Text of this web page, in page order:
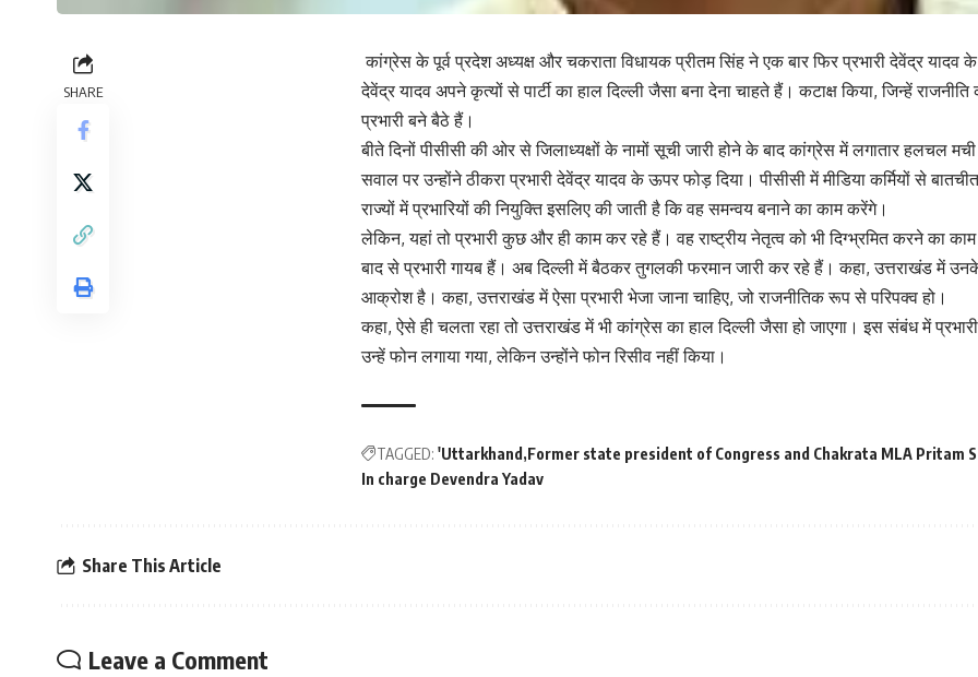
SHARE
कांग्रेस के पूर्व प्रदेश अध्यक्ष और चकराता विधायक प्रीतम सिंह ने एक बार फिर प्रभारी देवेंद्र यादव
देवेंद्र यादव अपने कृत्यों से पार्टी का हाल दिल्ली जैसा बना देना चाहते हैं। कटाक्ष किया, जिन्हें
प्रभारी बने बैठे हैं।
बीते दिनों पीसीसी की ओर से जिलाध्यक्षों के नामों सूची जारी होने के बाद कांग्रेस में लगातार हलचल
सवाल पर उन्होंने ठीकरा प्रभारी देवेंद्र यादव के ऊपर फोड़ दिया। पीसीसी में मीडिया कर्मियों से
राज्यों में प्रभारियों की नियुक्ति इसलिए की जाती है कि वह समन्वय बनाने का काम करेंगे।
लेकिन, यहां तो प्रभारी कुछ और ही काम कर रहे हैं। वह राष्ट्रीय नेतृत्व को भी दिग्भ्रमित करने का
बाद से प्रभारी गायब हैं। अब दिल्ली में बैठकर तुगलकी फरमान जारी कर रहे हैं। कहा, उत्तराखंड में
आक्रोश है। कहा, उत्तराखंड में ऐसा प्रभारी भेजा जाना चाहिए, जो राजनीतिक रूप से परिपक्व हो।
कहा, ऐसे ही चलता रहा तो उत्तराखंड में भी कांग्रेस का हाल दिल्ली जैसा हो जाएगा। इस संबंध में
उन्हें फोन लगाया गया, लेकिन उन्होंने फोन रिसीव नहीं किया।
TAGGED: 'Uttarkhand Former state president of Congress and Chakrata MLA Pritam
In charge Devendra Yadav
Share This Article
Leave a Comment